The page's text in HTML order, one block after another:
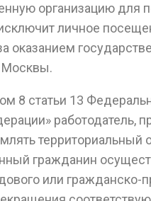
организацию
личное
оказанием
Москвы.
8 статьи 13
гражданин
или гражданско-